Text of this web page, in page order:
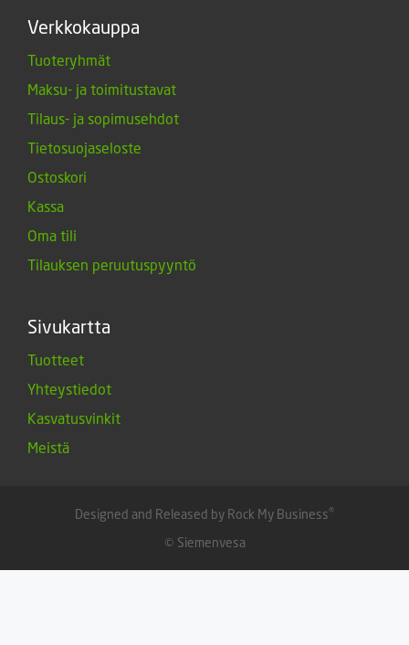
Verkkokauppa
Tuoteryhmät
Maksu- ja toimitustavat
Tilaus- ja sopimusehdot
Tietosuojaseloste
Ostoskori
Kassa
Oma tili
Tilauksen peruutuspyyntö
Sivukartta
Tuotteet
Yhteystiedot
Kasvatusvinkit
Meistä
Designed and Released by Rock My Business®
© Siemenvesa